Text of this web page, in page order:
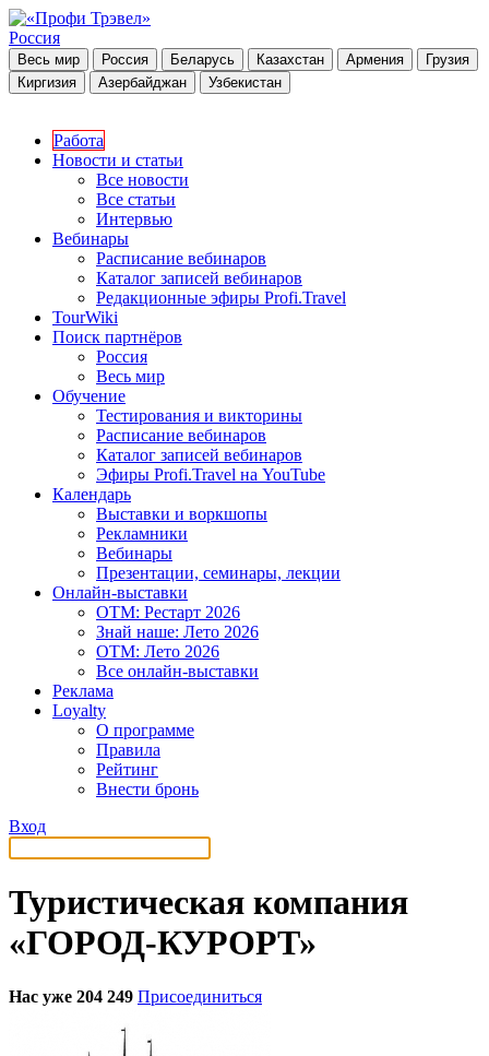
Россия
Весь мир Россия Беларусь Казахстан Армения
Грузия
Киргизия
Азербайджан Узбекистан
Работа
Новости и статьи
Все новости
Все статьи
Интервью
Вебинары
Расписание вебинаров
Каталог записей вебинаров
Редакционные эфиры Profi.Travel
TourWiki
Поиск партнёров
Россия
Весь мир
Обучение
Тестирования и викторины
Расписание вебинаров
Каталог записей вебинаров
Эфиры Profi.Travel на YouTube
Календарь
Выставки и воркшопы
Рекламники
Вебинары
Презентации, семинары, лекции
Онлайн-выставки
OTM: Рестарт 2026
Знай наше: Лето 2026
OTM: Лето 2026
Все онлайн-выставки
Реклама
Loyalty
О программе
Правила
Рейтинг
Внести бронь
Вход
Туристическая компания
«ГОРОД-КУРОРТ»
Нас уже 204 249 Присоединиться